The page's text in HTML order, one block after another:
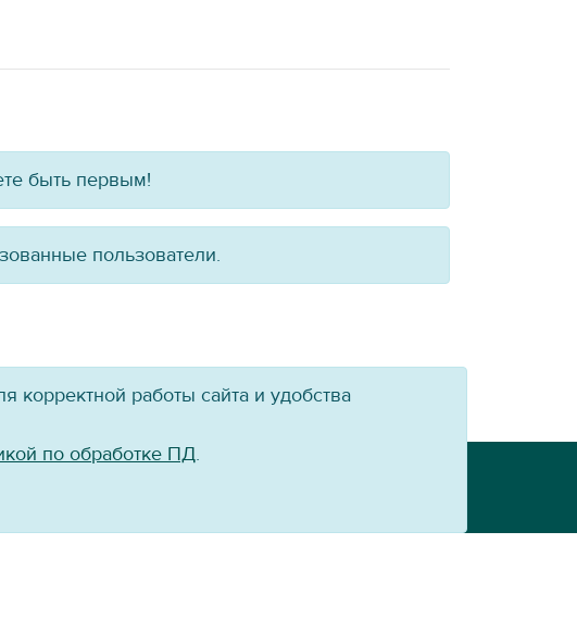
быть первым!
пользователи.
корректной работы сайта и удобства
по обработке ПД.